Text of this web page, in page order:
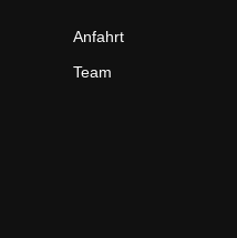
Anfahrt
Team